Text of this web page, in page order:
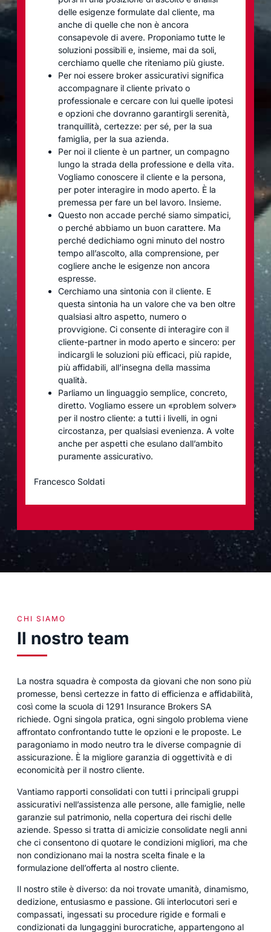
delle esigenze formulate dal cliente, ma
anche di quelle che non è ancora
consapevole di avere. Proponiamo tutte le
soluzioni possibili e, insieme, mai da soli,
cerchiamo quelle che riteniamo più giuste.
Per noi essere broker assicurativi significa
accompagnare il cliente privato o
professionale e cercare con lui quelle ipotesi
e opzioni che dovranno garantirgli serenità,
tranquillità, certezze: per sé, per la sua
famiglia, per la sua azienda.
Per noi il cliente è un partner, un compagno
lungo la strada della professione e della vita.
Vogliamo conoscere il cliente e la persona,
per poter interagire in modo aperto. È la
premessa per fare un bel lavoro. Insieme.
Questo non accade perché siamo simpatici,
o perché abbiamo un buon carattere. Ma
perché dedichiamo ogni minuto del nostro
tempo all’ascolto, alla comprensione, per
cogliere anche le esigenze non ancora
espresse.
Cerchiamo una sintonia con il cliente. E
questa sintonia ha un valore che va ben oltre
qualsiasi altro aspetto, numero o
provvigione. Ci consente di interagire con il
cliente-partner in modo aperto e sincero: per
indicargli le soluzioni più efficaci, più rapide,
più affidabili, all’insegna della massima
qualità.
Parliamo un linguaggio semplice, concreto,
diretto. Vogliamo essere un «problem solver»
per il nostro cliente: a tutti i livelli, in ogni
circostanza, per qualsiasi evenienza. A volte
anche per aspetti che esulano dall’ambito
puramente assicurativo.
Francesco Soldati
CHI SIAMO
Il nostro team
La nostra squadra è composta da giovani che non sono più
promesse, bensì certezze in fatto di efficienza e affidabilità,
così come la scuola di 1291 Insurance Brokers SA
richiede. Ogni singola pratica, ogni singolo problema viene
affrontato confrontando tutte le opzioni e le proposte. Le
paragoniamo in modo neutro tra le diverse compagnie di
assicurazione. È la migliore garanzia di oggettività e di
economicità per il nostro cliente.
Vantiamo rapporti consolidati con tutti i principali gruppi
assicurativi nell’assistenza alle persone, alle famiglie, nelle
garanzie sul patrimonio, nella copertura dei rischi delle
aziende. Spesso si tratta di amicizie consolidate negli anni
che ci consentono di quotare le condizioni migliori, ma che
non condizionano mai la nostra scelta finale e la
formulazione dell’offerta al nostro cliente.
Il nostro stile è diverso: da noi trovate umanità, dinamismo,
dedizione, entusiasmo e passione. Gli interlocutori seri e
compassati, ingessati su procedure rigide e formali e
condizionati da lungaggini burocratiche, appartengono al